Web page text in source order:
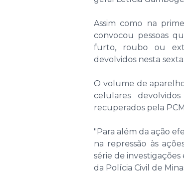
Assim como na
convocou pessoas
furto, roubo ou
devolvidos nesta sexta.
O volume de
celulares
recuperados pela
"Para além da ação
na repressão às
série de
da Polícia Civil de